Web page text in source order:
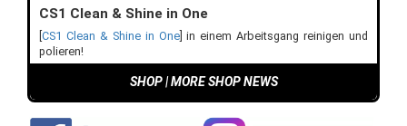
CS1 Clean & Shine in One
[CS1 Clean & Shine in One] in einem Arbeitsgang reinigen und
polieren!
SHOP|MORE SHOP NEWS